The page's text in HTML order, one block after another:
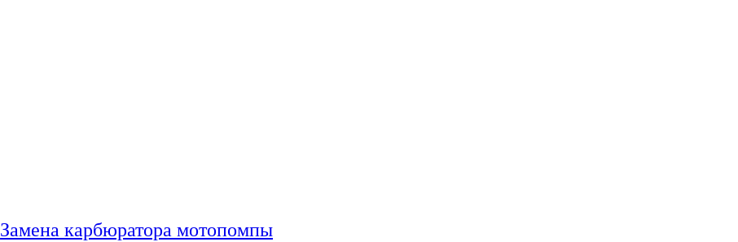
Замена карбюратора мотопомпы